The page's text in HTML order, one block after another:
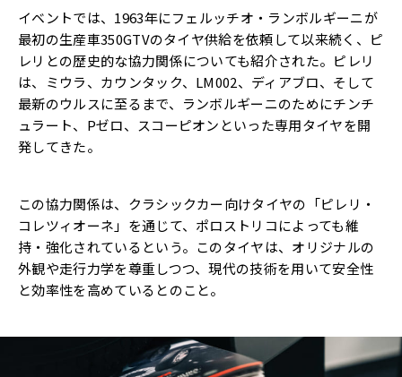
イベントでは、1963年にフェルッチオ・ランボルギーニが
最初の生産車350GTVのタイヤ供給を依頼して以来続く、ピ
レリとの歴史的な協力関係についても紹介された。ピレリ
は、ミウラ、カウンタック、LM002、ディアブロ、そして
最新のウルスに至るまで、ランボルギーニのためにチンチ
ュラート、Pゼロ、スコーピオンといった専用タイヤを開
発してきた。
この協力関係は、クラシックカー向けタイヤの「ピレリ・
コレツィオーネ」を通じて、ポロストリコによっても維
持・強化されているという。このタイヤは、オリジナルの
外観や走行力学を尊重しつつ、現代の技術を用いて安全性
と効率性を高めているとのこと。